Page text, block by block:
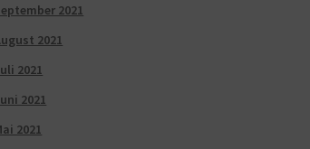
2021
2021
2021
2021
2021